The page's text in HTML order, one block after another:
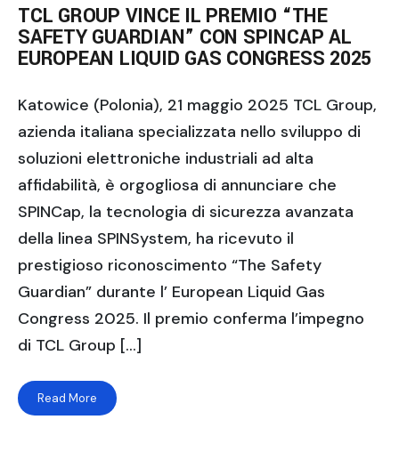
TCL GROUP VINCE IL PREMIO “THE
SAFETY GUARDIAN” CON SPINCAP AL
EUROPEAN LIQUID GAS CONGRESS 2025
Katowice (Polonia), 21 maggio 2025 TCL Group,
azienda italiana specializzata nello sviluppo di
soluzioni elettroniche industriali ad alta
affidabilità, è orgogliosa di annunciare che
SPINCap, la tecnologia di sicurezza avanzata
della linea SPINSystem, ha ricevuto il
prestigioso riconoscimento “The Safety
Guardian” durante l’ European Liquid Gas
Congress 2025. Il premio conferma l’impegno
di TCL Group […]
Read More